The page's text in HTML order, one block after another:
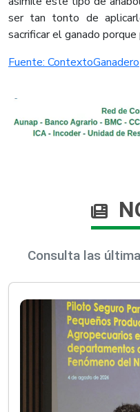
ser tan tonto de
sacrificar el ganado
Fuente: ContextoGanadero
Consulta las